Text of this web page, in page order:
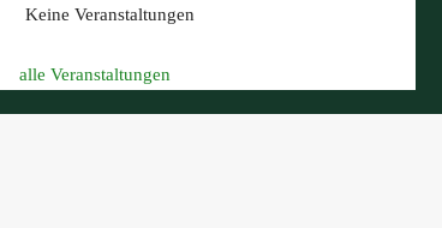
Keine Veranstaltungen
alle Veranstaltungen